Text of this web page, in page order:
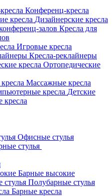
Конференц-кресла
Дизайнерские кресла
Кресла для
Игровые кресла
Кресла-реклайнеры
Ортопедические
Массажные кресла
Детские
кресла
Офисные стулья
стулья
Барные высокие
Полубарные стулья
Барные кресла